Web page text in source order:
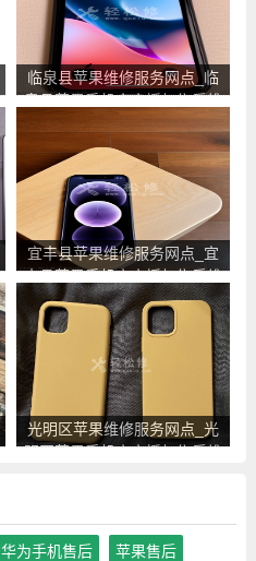
临泉县苹果维修服务网点_临
泉县苹果手机官方授权售后维
修中心地址电话
宜丰县苹果维修服务网点_宜
丰县苹果手机官方授权售后维
修中心地址电话
光明区苹果维修服务网点_光
明区苹果手机官方授权售后维
华为手机售后 苹果售后